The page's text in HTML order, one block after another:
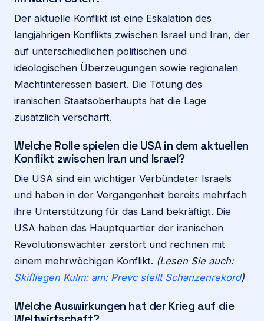
Der aktuelle Konflikt ist eine Eskalation des
langjährigen Konflikts zwischen Israel und Iran, der
auf unterschiedlichen politischen und
ideologischen Überzeugungen sowie regionalen
Machtinteressen basiert. Die Tötung des
iranischen Staatsoberhaupts hat die Lage
zusätzlich verschärft.
Welche Rolle spielen die USA in dem aktuellen
Konflikt zwischen Iran und Israel?
Die USA sind ein wichtiger Verbündeter Israels
und haben in der Vergangenheit bereits mehrfach
ihre Unterstützung für das Land bekräftigt. Die
USA haben das Hauptquartier der iranischen
Revolutionswächter zerstört und rechnen mit
einem mehrwöchigen Konflikt. (Lesen Sie auch:
Skifliegen Kulm: am: Prevc stellt Schanzenrekord)
Welche Auswirkungen hat der Krieg auf die